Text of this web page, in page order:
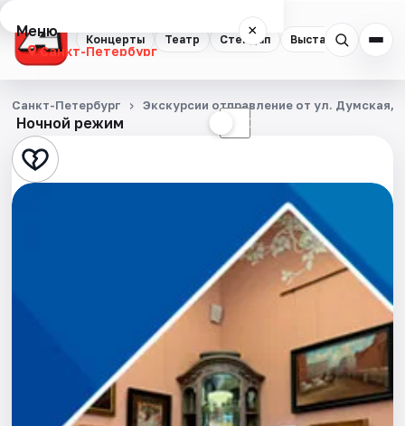
Концерты Театр Стендап Выставки
Меню ×
Санкт-Петербург
Концерты
Театр
Стендап
Ночной режим ☾
Санкт-Петербург Экскурсии отправление от ул. Думская,